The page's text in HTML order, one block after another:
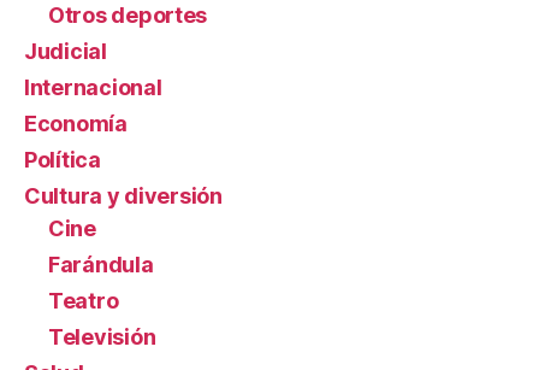
Otros deportes
Judicial
Internacional
Economía
Política
Cultura y diversión
Cine
Farándula
Teatro
Televisión